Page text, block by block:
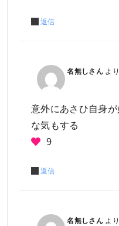
返信
名無しさん よ
意外にあさひ自身
な気もする
9
返信
名無しさん よ